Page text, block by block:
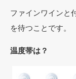
ファインワインと
を待つことです。
温度帯は？